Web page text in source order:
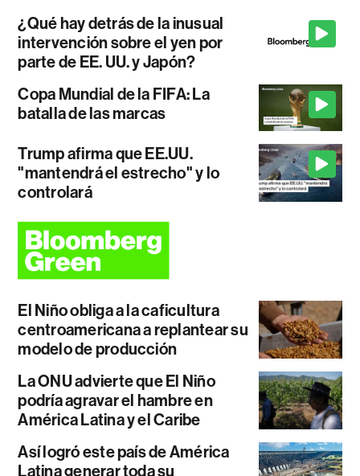
¿Qué hay detrás de la inusual
intervención sobre el yen por
parte de EE. UU. y Japón?
Copa Mundial de la FIFA: La
batalla de las marcas
Trump afirma que EE.UU.
"mantendrá el estrecho" y lo
controlará
El Niño obliga a la caficultura
centroamericana a replantear su
modelo de producción
La ONU advierte que El Niño
podría agravar el hambre en
América Latina y el Caribe
Así logró este país de América
Latina generar toda su